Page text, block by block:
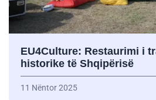
EU4Culture: Restaurimi i
historike të Shqipërisë
11 Nëntor 2025